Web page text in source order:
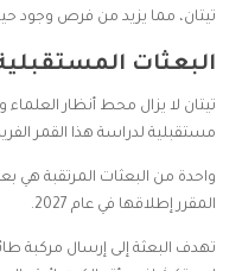
تيتان، مما يزيد من فرص وجود
البعثات
تيتان لا يزال محط أنظار
مستقبلية لدراسة هذا القمر
واحدة من البعثات المرتقبة هي
المقرر إطلاقها في عام 2027.
تهدف البعثة إلى إرسال مركبة